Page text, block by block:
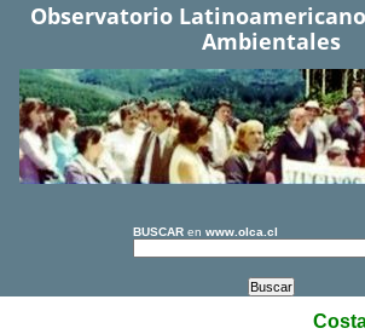
Observatorio
Ambientales
BUSCAR en www.olca.cl